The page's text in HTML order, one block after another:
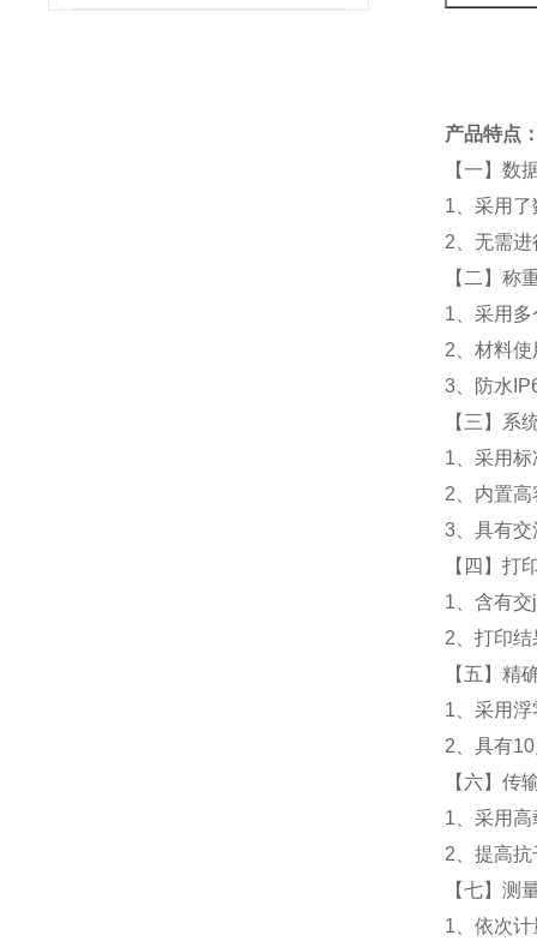
产品特点
【一】数
1、采用
2、无需
【二】称
1、采用
2、材料
3、防水
【三】系
1、采用
2、内置
3、具有
【四】打
1、含有
2、打印
【五】精
1、采用
2、具有
【六】传
1、采用
2、提高
【七】测
1、依次